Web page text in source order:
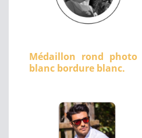
Médaillon rond
blanc bordure blanc.